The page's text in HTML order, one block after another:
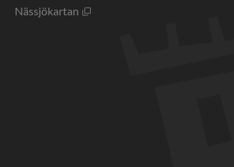
Nässjökartan